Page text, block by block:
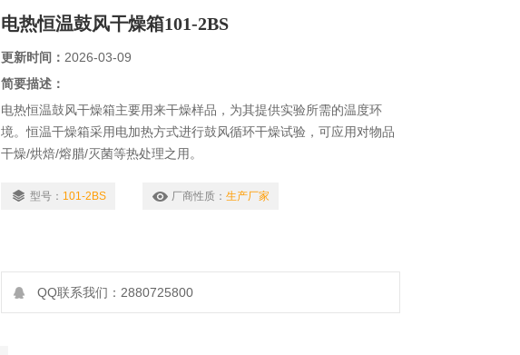
电热恒温鼓风干燥箱101-2BS
更新时间： 2026-03-09
简要描述：
电热恒温鼓风干燥箱主要用来干燥样品，为其提供实验所需的温度环
境。恒温干燥箱采用电加热方式进行鼓风循环干燥试验，可应用对物品
干燥/烘焙/熔腊/灭菌等热处理之用。
型号： 101-2BS 厂商性质： 生产厂家
QQ联系我们：2880725800